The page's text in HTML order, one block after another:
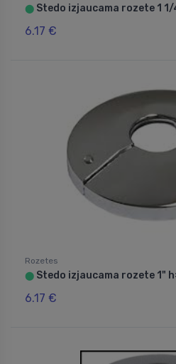
⬤ Stedo izjaucama rozete 1
6.17 €
Rozetes
⬤ Stedo izjaucama rozete 1"
6.17 €